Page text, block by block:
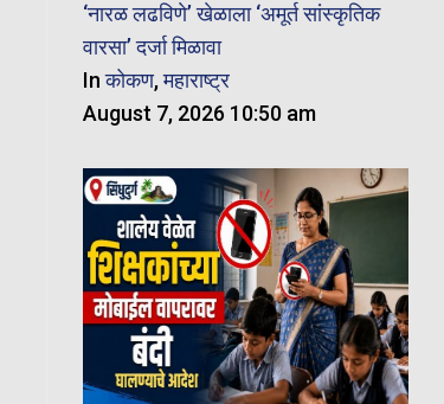
‘नारळ लढविणे’ खेळाला ‘अमूर्त सांस्कृतिक
वारसा’ दर्जा मिळावा
Inकोकण,महाराष्ट्र
August 7, 2026 10:50 am